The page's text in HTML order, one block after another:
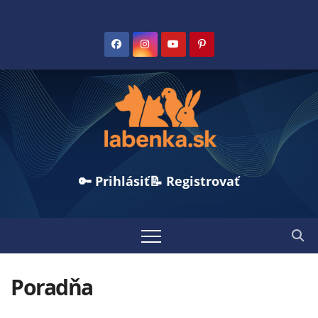
🔑 Prihlásiť📝 Registrovať
Poradňa